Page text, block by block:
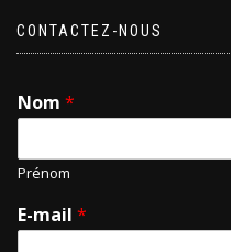
CONTACTEZ-NOUS
Nom *
Prénom
E-mail *